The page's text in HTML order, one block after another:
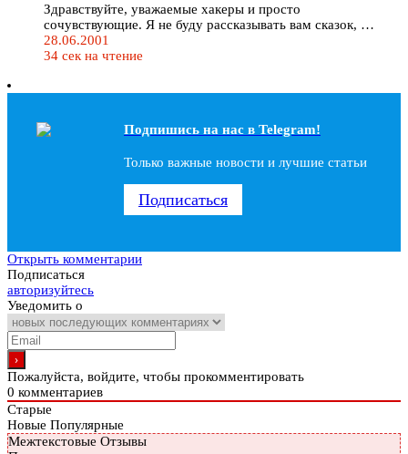
Здравствуйте, уважаемые хакеры и просто
сочувствующие. Я не буду рассказывать вам сказок, …
28.06.2001
34 сек на чтение
Подпишись на наc в Telegram!
Только важные новости и лучшие статьи
Подписаться
Открыть комментарии
Подписаться
авторизуйтесь
Уведомить о
Пожалуйста, войдите, чтобы прокомментировать
0 комментариев
Старые
Новые Популярные
Межтекстовые Отзывы